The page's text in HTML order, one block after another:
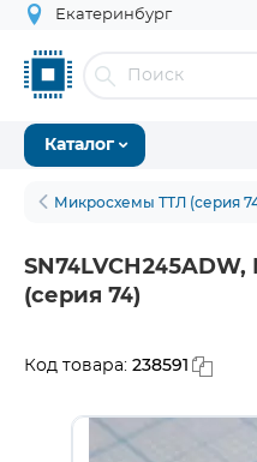
Екатеринбург
Каталог
Микросхемы ТТЛ (серия
(серия 74)
Код товара: 238591